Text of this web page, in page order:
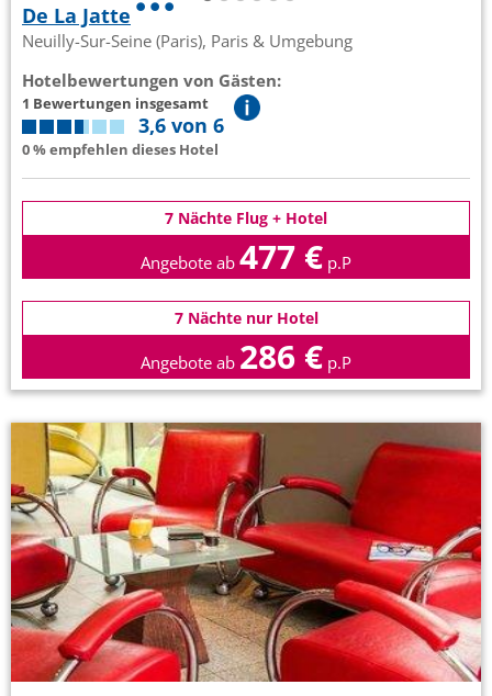
De La Jatte
Neuilly-Sur-Seine (Paris), Paris & Umgebung
Hotelbewertungen von Gästen:
1 Bewertungen insgesamt
3,6 von 6
0 % empfehlen dieses Hotel
7 Nächte Flug + Hotel
Angebote ab 477 € p.P
7 Nächte nur Hotel
Angebote ab 286 € p.P